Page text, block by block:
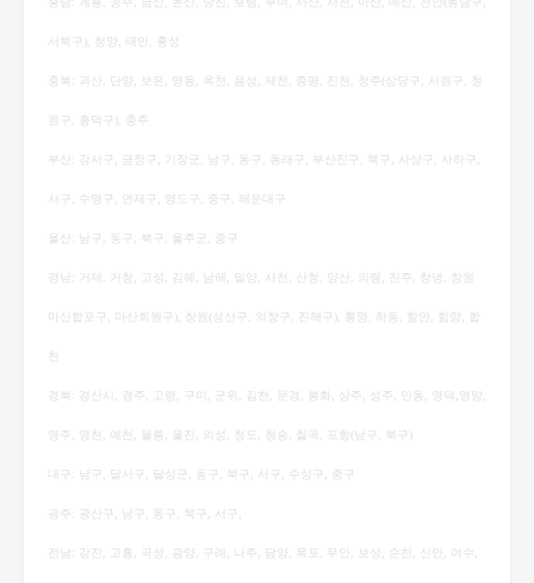
서북구), 청양, 태안, 홍성
충북: 괴산, 단양, 보은, 영동, 옥천, 음성, 제천, 증평, 진천, 청주(상당구, 서원구, 청
원구, 흥덕구), 충주
부산: 강서구, 금정구, 기장군, 남구, 동구, 동래구, 부산진구, 북구, 사상구, 사하구,
서구, 수영구, 연제구, 영도구, 중구, 해운대구
울산: 남구, 동구, 북구, 울주군, 중구
경남: 거제, 거창, 고성, 김해, 남해, 밀양, 사천, 산청, 양산, 의령, 진주, 창녕, 창원
마산합포구, 마산회원구), 창원(성산구, 의창구, 진해구), 통영, 하동, 함안, 함양, 합
천
경북: 경산시, 경주, 고령, 구미, 군위, 김천, 문경, 봉화, 상주, 성주, 안동, 영덕,영양,
영주, 영천, 예천, 울릉, 울진, 의성, 청도, 청송, 칠곡, 포항(남구, 북구)
대구: 남구, 달서구, 달성군, 동구, 북구, 서구, 수성구, 중구
광주: 광산구, 남구, 동구, 북구, 서구,
전남: 강진, 고흥, 곡성, 광양, 구례, 나주, 담양, 목포, 무안, 보성, 순천, 신안, 여수,